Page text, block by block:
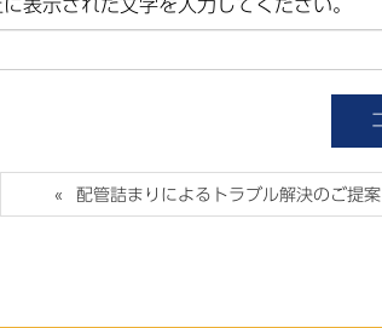
に表示された文字を入力してください。
配管詰まりによるトラブル解決のご提案